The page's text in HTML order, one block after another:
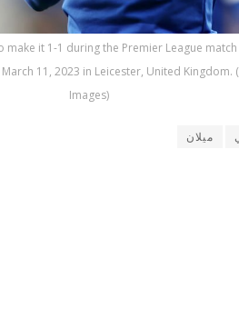
it 1-1 during the Premier League
11, 2023 in Leicester, United Kingdom.
Images)
ميلان